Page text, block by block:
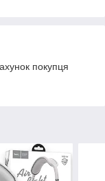
покупця